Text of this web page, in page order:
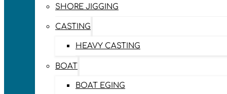
SHORE JIGGING
CASTING
HEAVY CASTING
BOAT
BOAT EGING